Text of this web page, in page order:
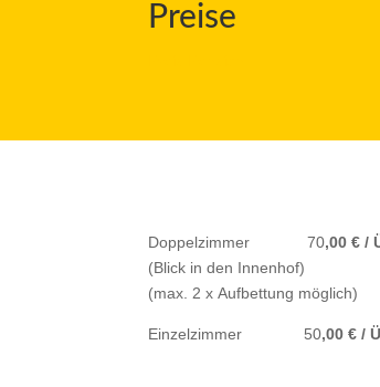
Preise
Doppelzimmer 70,00 € /
(Blick in den Innenhof)
(max. 2 x Aufbettung möglich)
Einzelzimmer 50,00 € /